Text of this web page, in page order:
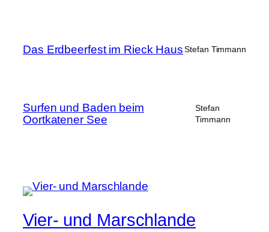
Das Erdbeerfest im Rieck Haus Stefan Timmann
Surfen und Baden beim
Oortkatener See
Stefan
Timmann
Vier- und Marschlande